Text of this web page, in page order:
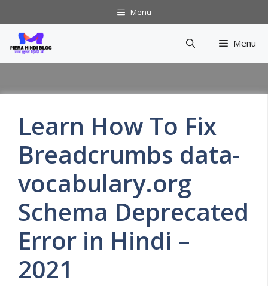
to
content
Menu
Menu
Learn How To Fix
Breadcrumbs data-
vocabulary.org
Schema Deprecated
Error in Hindi –
2021